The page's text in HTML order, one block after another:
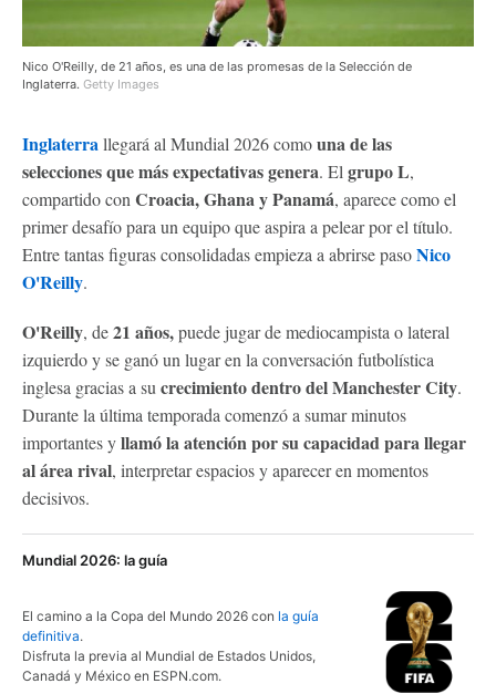
Nico O'Reilly, de 21 años, es una de las promesas de la Selección de
Inglaterra. Getty Images
Inglaterrallegará al Mundial 2026 comouna de las
selecciones que más expectativas genera. Elgrupo L,
compartido conCroacia, Ghana y Panamá, aparece como el
primer desafío para un equipo que aspira a pelear por el título.
Entre tantas figuras consolidadas empieza a abrirse pasoNico
O'Reilly.
O'Reilly, de21 años,puede jugar de mediocampista o lateral
izquierdo y se ganó un lugar en la conversación futbolística
inglesa gracias a sucrecimiento dentro del Manchester City.
Durante la última temporada comenzó a sumar minutos
importantes yllamó la atención por su capacidad para llegar
al área rival, interpretar espacios y aparecer en momentos
decisivos.
Mundial 2026: la guía
El camino a la Copa del Mundo 2026 con la guía
definitiva.
Disfruta la previa al Mundial de Estados Unidos,
Canadá y México en ESPN.com.